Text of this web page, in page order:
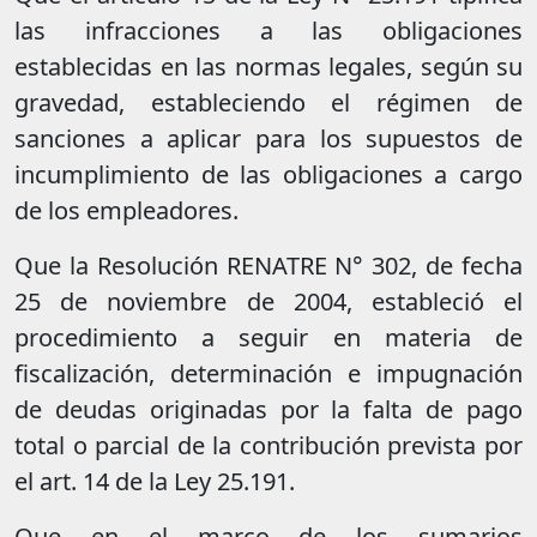
las infracciones a las obligaciones
establecidas en las normas legales, según su
gravedad, estableciendo el régimen de
sanciones a aplicar para los supuestos de
incumplimiento de las obligaciones a cargo
de los empleadores.
Que la Resolución RENATRE N° 302, de fecha
25 de noviembre de 2004, estableció el
procedimiento a seguir en materia de
fiscalización, determinación e impugnación
de deudas originadas por la falta de pago
total o parcial de la contribución prevista por
el art. 14 de la Ley 25.191.